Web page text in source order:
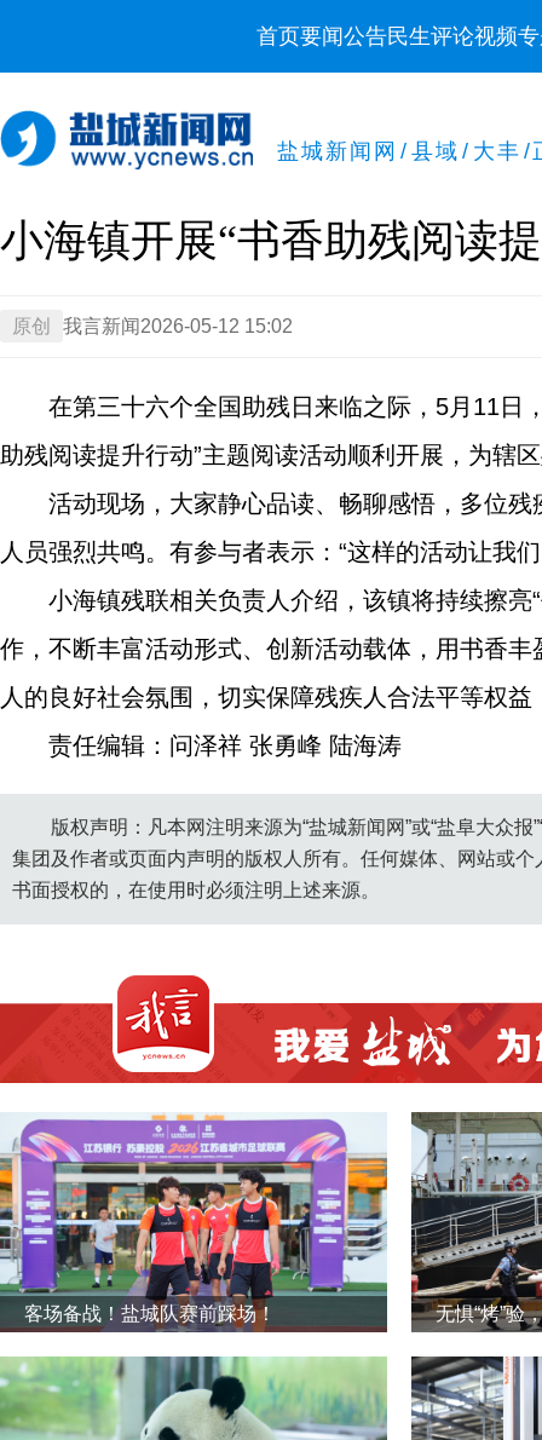
首页要闻公告民生评论视频
盐城新闻网 / 县域 / 大丰 /
小海镇开展“书香助残阅读
原创 我言新闻 2026-05-12 15:02
在第三十六个全国助残日来临之际，5月11日
助残阅读提升行动”主题阅读活动顺利开展，为辖
活动现场，大家静心品读、畅聊感悟，多位
人员强烈共鸣。有参与者表示：“这样的活动让我
小海镇残联相关负责人介绍，该镇将持续擦
作，不断丰富活动形式、创新活动载体，用书香
人的良好社会氛围，切实保障残疾人合法平等权
责任编辑：问泽祥 张勇峰 陆海涛
版权声明：凡本网注明来源为“盐城新闻网”或“盐阜大众
集团及作者或页面内声明的版权人所有。任何媒体、网站或
书面授权的，在使用时必须注明上述来源。
客场备战！盐城队赛前踩场！ 无惧“烤”验